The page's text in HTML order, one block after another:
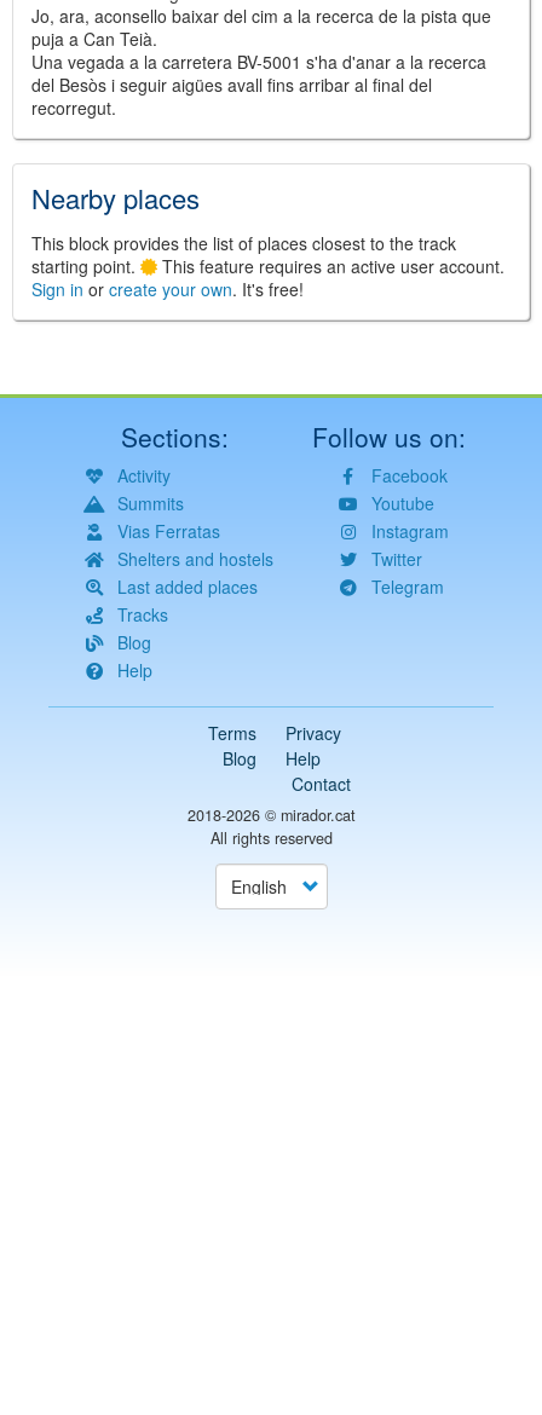
Jo, ara, aconsello baixar del cim a la recerca de la pista que
puja a Can Teià.
Una vegada a la carretera BV-5001 s'ha d'anar a la recerca
del Besòs i seguir aigües avall fins arribar al final del
recorregut.
Nearby places
This block provides the list of places closest to the track
starting point.
This feature requires an active user account.
Sign in or create your own. It's free!
Sections:
Activity
Summits
Vias Ferratas
Shelters and hostels
Last added places
Tracks
Blog
Help
Follow us on:
Facebook
Youtube
Instagram
Twitter
Telegram
Terms
Privacy
Blog
Help
Contact
2018-2026 © mirador.cat
All rights reserved
Select
your